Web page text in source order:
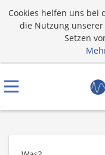
Cookies helfen uns bei
die Nutzung
Setzen